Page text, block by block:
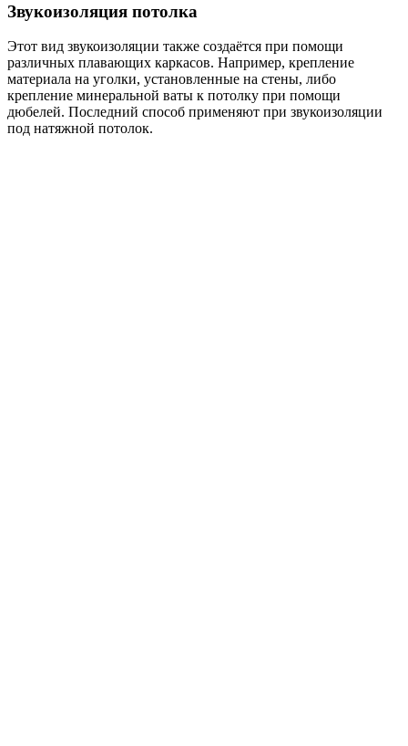
Звукоизоляция потолка
Этот вид звукоизоляции также создаётся при помощи
различных плавающих каркасов. Например, крепление
материала на уголки, установленные на стены, либо
крепление минеральной ваты к потолку при помощи
дюбелей. Последний способ применяют при звукоизоляции
под натяжной потолок.